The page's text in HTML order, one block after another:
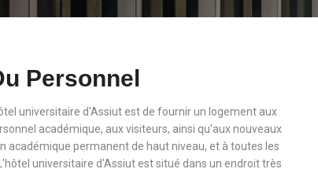
Personnel
universitaire d'Assiut est de fournir un logement aux
académique, aux visiteurs, ainsi qu'aux nouveaux
académique permanent de haut niveau, et à toutes les
universitaire d'Assiut est situé dans un endroit très